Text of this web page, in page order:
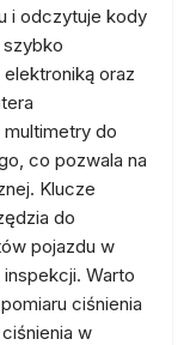
i odczytuje kody
szybko
oraz
do
co pozwala na
Klucze
do
pojazdu w
Warto
ciśnienia
w